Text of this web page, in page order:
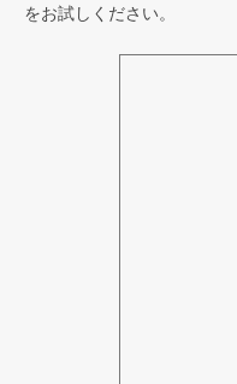
をお試しください。